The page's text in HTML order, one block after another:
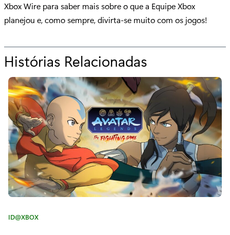
Xbox Wire para saber mais sobre o que a Equipe Xbox
planejou e, como sempre, divirta-se muito com os jogos!
Histórias Relacionadas
a
r
a
"
N
o
s
C
ID@XBOX